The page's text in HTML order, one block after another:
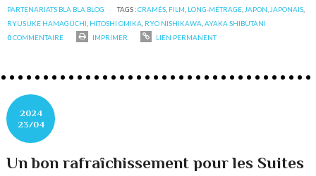
PARTENARIATS BLA BLA BLOG
TAGS :CRAMÉS FILM LONG-MÉTRAGE JAPON JAPONAIS
RYUSUKE HAMAGUCHI HITOSHI OMIKA RYO NISHIKAWA ,AYAKA SHIBUTANI
0COMMENTAIRE IMPRIMER LIEN PERMANENT
2024
23/04
Un bon rafraîchissement pour les Suites